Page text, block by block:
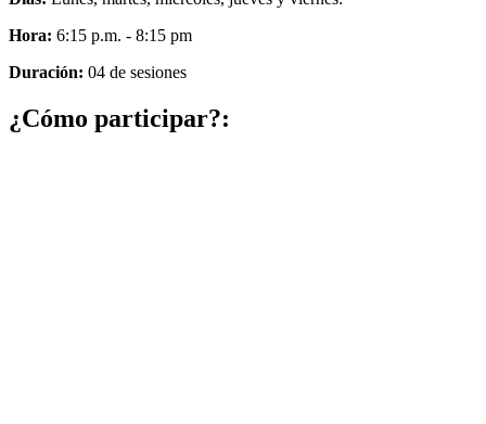
Hora: 6:15 p.m. - 8:15 pm
Duración: 04 de sesiones
¿Cómo participar?: